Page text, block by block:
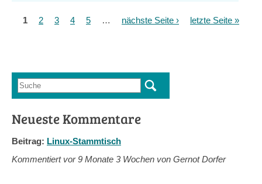
Seiten
1 2 3 4 5 nächste Seite › letzte Seite »
Suchformular
Suche
Neueste Kommentare
Beitrag: Linux-Stammtisch
Kommentiert vor9 Monate 3 Wochen von Gernot Dorfer